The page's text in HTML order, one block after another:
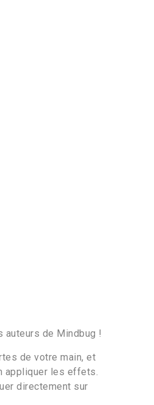
auteurs de Mindbug !
de votre main, et
appliquer les effets.
directement sur